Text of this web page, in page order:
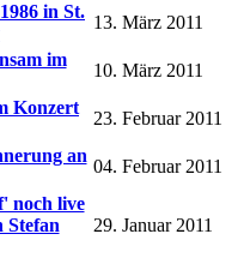
in St.
13. März 2011
im
10. März 2011
Konzert
23. Februar 2011
an
04. Februar 2011
noch live
Stefan
29. Januar 2011